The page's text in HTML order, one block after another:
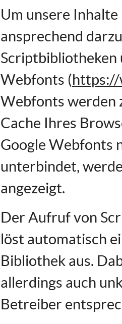
Um unsere
ansprechend
Scriptbibliotheken
Webfonts (https://
Webfonts werden
Cache Ihres
Google Webfonts
unterbindet,
angezeigt.
Der Aufruf von
löst automatisch
Bibliothek aus.
allerdings auch
Betreiber